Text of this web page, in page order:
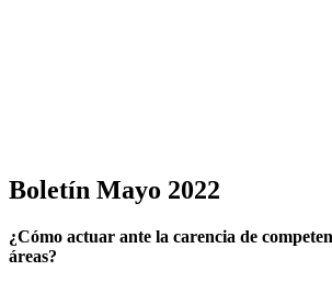
Boletín Mayo 2022
¿Cómo actuar ante la carencia de
áreas?